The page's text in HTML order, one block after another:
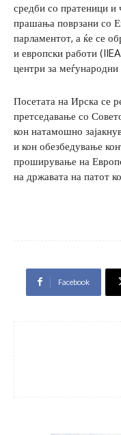
средби со пратеници и
прашања поврзани со
парламентот, а ќе се
и европски работи
центри за
Посетата на Ирска се
претседавање со
кон натамошно
и кон обезбедување
проширување на
на државата на патот
Facebook